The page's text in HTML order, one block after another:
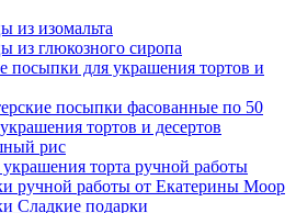
из изомальта
из глюкозного сиропа
посыпки для украшения тортов и
посыпки фасованные по 50
тортов и десертов
рис
торта ручной работы
ручной работы от Екатерины Моор
Сладкие подарки